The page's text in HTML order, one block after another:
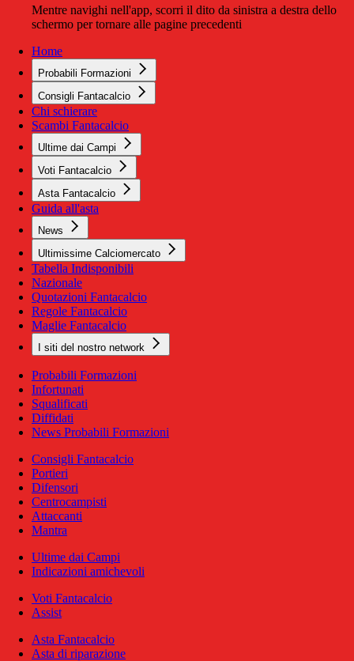
Mentre navighi nell'app, scorri il dito da sinistra a destra dello
schermo per tornare alle pagine precedenti
Home
Probabili Formazioni
Consigli Fantacalcio
Chi schierare
Scambi Fantacalcio
Ultime dai Campi
Voti Fantacalcio
Asta Fantacalcio
Guida all'asta
News
Ultimissime Calciomercato
Tabella Indisponibili
Nazionale
Quotazioni Fantacalcio
Regole Fantacalcio
Maglie Fantacalcio
I siti del nostro network
Probabili Formazioni
Infortunati
Squalificati
Diffidati
News Probabili Formazioni
Consigli Fantacalcio
Portieri
Difensori
Centrocampisti
Attaccanti
Mantra
Ultime dai Campi
Indicazioni amichevoli
Voti Fantacalcio
Assist
Asta Fantacalcio
Asta di riparazione